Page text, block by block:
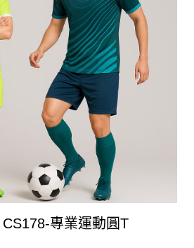
CS178-專業運動圓T